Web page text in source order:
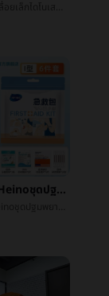
หญ้าแห้งHeinoชุดปฐมพยาบาลการบาดเจ็บกรณีฉุกเฉินบรรจุภัณฑ์แบบพกพาครัวเรือนกลางแจ้งรถเดินทางปีนวางแผลกรณีฉุกเฉินบรรจุภัณฑ์